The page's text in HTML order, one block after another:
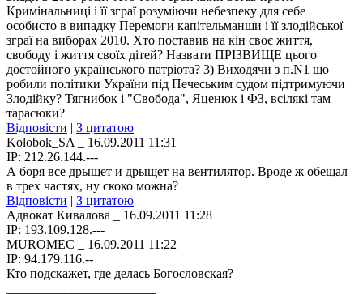
Кримінальниці і її зграї розуміючи небезпеку для себе
особисто в випадку Перемоги капітельманши і її злодійської
зграї на виборах 2010. Хто поставив на кін своє життя,
свободу і життя своїх дітей? Назвати ПРІЗВИЩЕ цього
достойного українського патріота? 3) Виходячи з п.N1 що
робили політики України під Печеським судом підтримуючи
Злодійку? Тягнибок і "Свобода", Яценюк і ФЗ, всілякі там
тарасюки?
Відповісти | З цитатою
Kolobok_SA _ 16.09.2011 11:31
IP: 212.26.144.---
А боря все дрыщет и дрыщет на вентилятор. Вроде ж обещал
в трех частях, ну скоко можна?
Відповісти | З цитатою
Адвокат Кивалова _ 16.09.2011 11:28
IP: 193.109.128.---
MUROMEC _ 16.09.2011 11:22
IP: 94.179.116.--
Кто подскажет, где делась Богословская?